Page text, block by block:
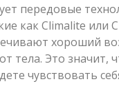
передовые
как Climalite или
хороший
тела. Это значит,
чувствовать